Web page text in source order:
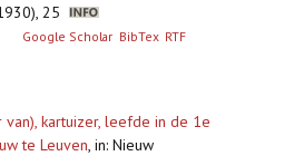
25
Google Scholar BibTex RTF
van), kartuizer, leefde in de 1e
te Leuven, in: Nieuw